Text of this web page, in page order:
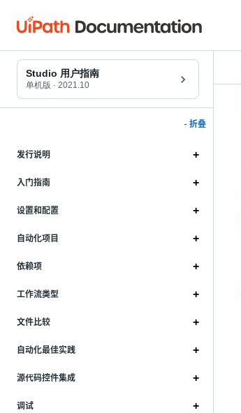
Studio 用户指南
单机版 · 2021.10
- 折叠
发行说明
入门指南
设置和配置
自动化项目
依赖项
工作流类型
文件比较
自动化最佳实践
源代码控件集成
调试